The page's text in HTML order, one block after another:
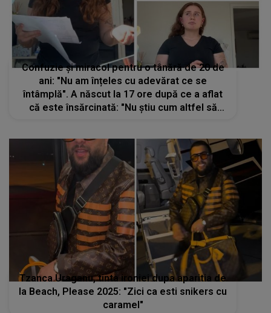
Confuzie și miracol pentru o tânără de 20 de
ani: "Nu am înțeles cu adevărat ce se
întâmplă". A născut la 17 ore după ce a aflat
că este însărcinată: "Nu știu cum altfel să
Tzanca Uraganu, tinta ironiei dupa aparitia de
la Beach, Please 2025: "Zici ca esti snikers cu
caramel"